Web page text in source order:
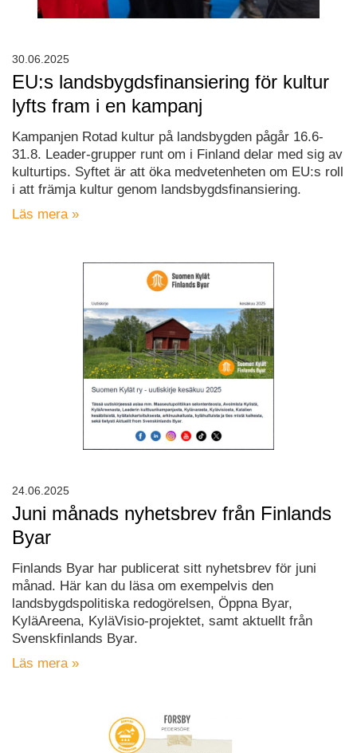
EU:s landsbygdsfinansiering för kultur
lyfts fram i en kampanj
Kampanjen Rotad kultur på landsbygden pågår 16.6-
31.8. Leader-grupper runt om i Finland delar med sig av
kulturtips. Syftet är att öka medvetenheten om EU:s roll
i att främja kultur genom landsbygdsfinansiering.
Läs mera »
30.06.2025
Juni månads nyhetsbrev från Finlands
Byar
Finlands Byar har publicerat sitt nyhetsbrev för juni
månad. Här kan du läsa om exempelvis den
landsbygdspolitiska redogörelsen, Öppna Byar,
KyläAreena, KyläVisio-projektet, samt aktuellt från
Svenskfinlands Byar.
Läs mera »
24.06.2025